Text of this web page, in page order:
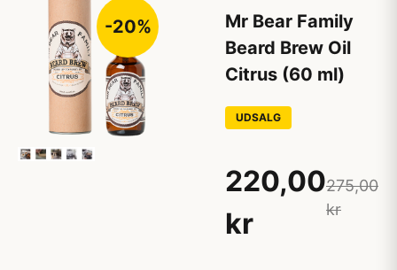
-20%
Mr Bear Family
Beard Brew Oil
Citrus (60 ml)
UDSALG
220,00
kr
275,00
kr